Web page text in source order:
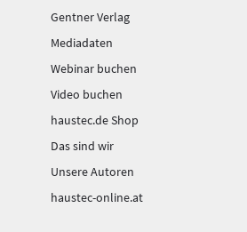
Gentner Verlag
Mediadaten
Webinar buchen
Video buchen
haustec.de Shop
Das sind wir
Unsere Autoren
haustec-online.at